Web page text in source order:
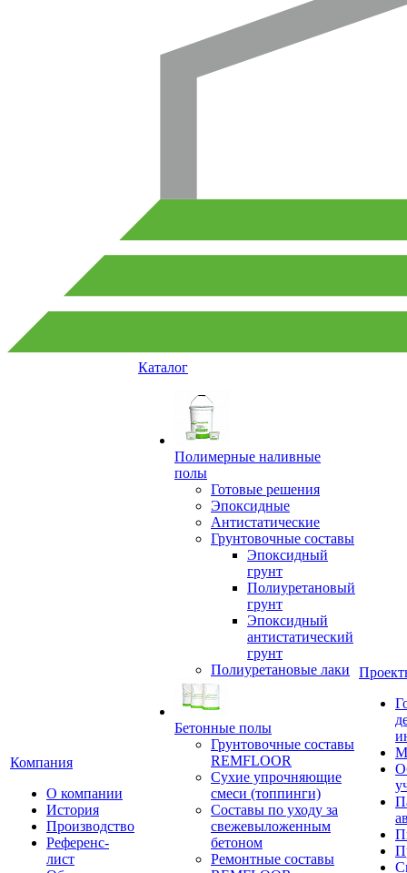
Компания
О компании
История
Производство
Референс-
лист
Каталог
Полимерные наливные
полы
Готовые решения
Эпоксидные
Антистатические
Грунтовочные составы
Эпоксидный
грунт
Полиуретановый
грунт
Эпоксидный
антистатический
грунт
Полиуретановые лаки
Бетонные полы
Грунтовочные составы
REMFLOOR
Сухие упрочняющие
смеси (топпинги)
Составы по уходу за
свежевыложенным
бетоном
Ремонтные составы